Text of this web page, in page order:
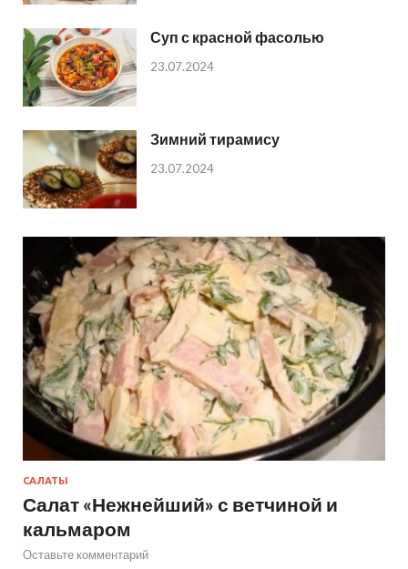
Суп с красной фасолью
23.07.2024
Зимний тирамису
23.07.2024
САЛАТЫ
Салат «Нежнейший» с ветчиной и
кальмаром
Оставьте комментарий